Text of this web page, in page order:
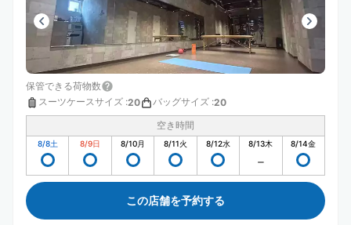
保管できる荷物数
スーツケースサイズ :20 バッグサイズ :20
空き時間
8/8土 8/9日 8/10月 8/11火 8/12水 8/13木 8/14金
この店舗を予約する